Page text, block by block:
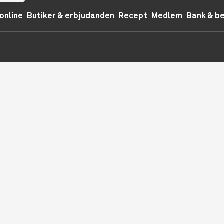
Butiker & erbjudanden Recept Medlem Bank &